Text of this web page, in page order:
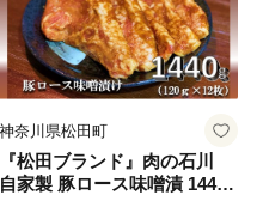
神奈川県松田町
『松田ブランド』肉の石川
自家製 豚ロース味噌漬 1440g